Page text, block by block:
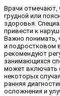
Врачи отмечают,
грудной или
здоровья.
привести к
Важно понимать,
и подростковом
рекомендуют
занимающихся
может включать
некоторых
ранняя
осложнения и